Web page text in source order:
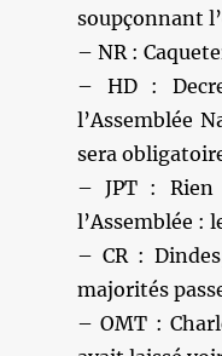
soupçonnant
– NR :
– HD :
l’Assemblée
sera
– JPT : Rien
l’Assemblée :
– CR :
majorités
– OMT :